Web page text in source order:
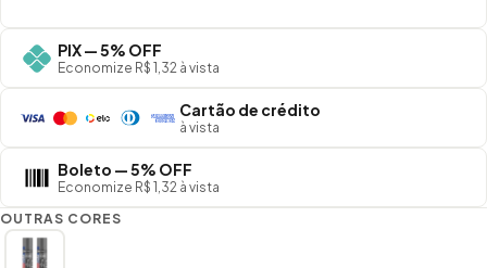
PIX — 5% OFF
Economize R$ 1,32 à vista
Cartão de crédito
à vista
Boleto — 5% OFF
Economize R$ 1,32 à vista
OUTRAS CORES